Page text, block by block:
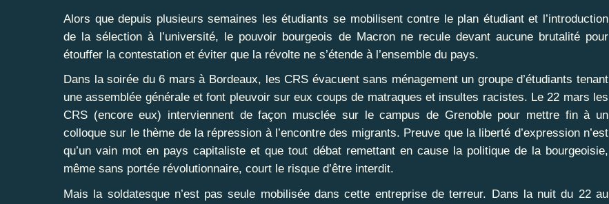
Alors que depuis plusieurs semaines les étudiants se mobilisent contre le plan étudiant et l’introduction
de la sélection à l’université, le pouvoir bourgeois de Macron ne recule devant aucune brutalité pour
étouffer la contestation et éviter que la révolte ne s’étende à l’ensemble du pays.
Dans la soirée du 6 mars à Bordeaux, les CRS évacuent sans ménagement un groupe d’étudiants tenant
une assemblée générale et font pleuvoir sur eux coups de matraques et insultes racistes. Le 22 mars les
CRS (encore eux) interviennent de façon musclée sur le campus de Grenoble pour mettre fin à un
colloque sur le thème de la répression à l’encontre des migrants. Preuve que la liberté d’expression n’est
qu’un vain mot en pays capitaliste et que tout débat remettant en cause la politique de la bourgeoisie,
même sans portée révolutionnaire, court le risque d’être interdit.
Mais la soldatesque n’est pas seule mobilisée dans cette entreprise de terreur. Dans la nuit du 22 au